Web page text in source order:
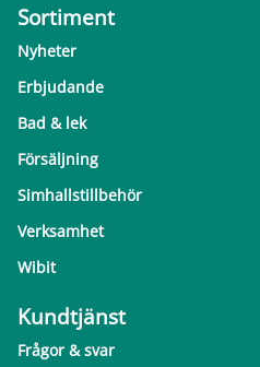
Sortiment
Nyheter
Erbjudande
Bad & lek
Försäljning
Simhallstillbehör
Verksamhet
Wibit
Kundtjänst
Frågor & svar